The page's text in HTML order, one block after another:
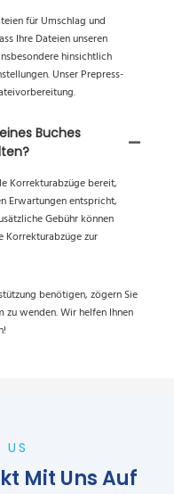
für Umschlag und
Ihre Dateien unseren
hinsichtlich
Unser Prepress-
Buches
Korrekturabzüge bereit,
Erwartungen entspricht,
Gebühr können
Korrekturabzüge zur
benötigen, zögern Sie
zu wenden. Wir helfen Ihnen
Mit Uns Auf